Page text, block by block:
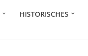
HISTORISCHES